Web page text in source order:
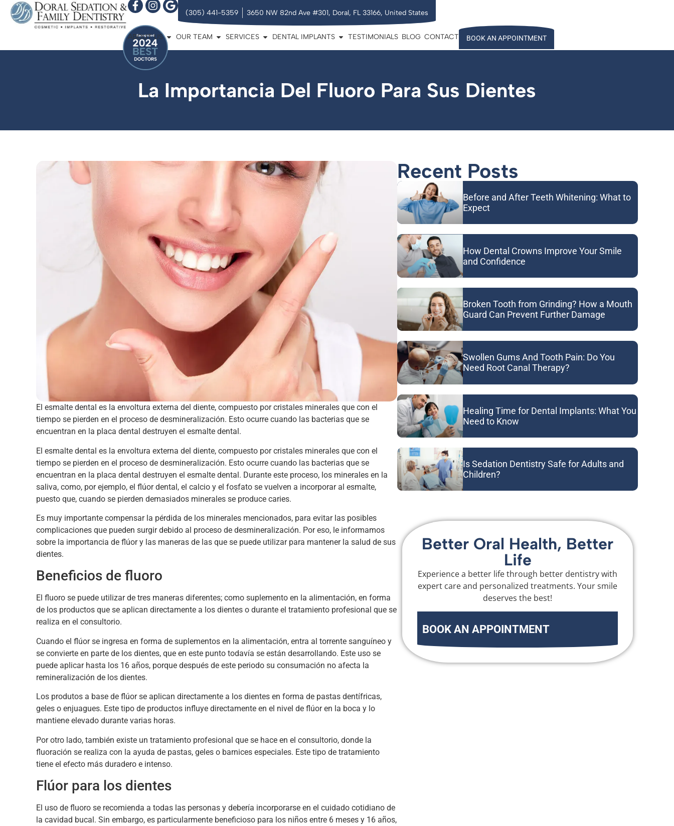
(305) 441-5359 3650 NW 82nd Ave #301, Doral, FL 33166, United States
ABOUT US OUR TEAM SERVICES DENTAL IMPLANTS TESTIMONIALS BLOG CONTACT BOOK AN APPOINTMENT
La Importancia Del Fluoro Para Sus Dientes
El esmalte dental es la envoltura externa del diente, compuesto por cristales minerales que con el
tiempo se pierden en el proceso de desmineralización. Esto ocurre cuando las bacterias que se
encuentran en la placa dental destruyen el esmalte dental.
El esmalte dental es la envoltura externa del diente, compuesto por cristales minerales que con el
tiempo se pierden en el proceso de desmineralización. Esto ocurre cuando las bacterias que se
encuentran en la placa dental destruyen el esmalte dental. Durante este proceso, los minerales en la
saliva, como, por ejemplo, el flúor dental, el calcio y el fosfato se vuelven a incorporar al esmalte,
puesto que, cuando se pierden demasiados minerales se produce caries.
Es muy importante compensar la pérdida de los minerales mencionados, para evitar las posibles
complicaciones que pueden surgir debido al proceso de desmineralización. Por eso, le informamos
sobre la importancia de flúor y las maneras de las que se puede utilizar para mantener la salud de sus
dientes.
Beneficios de fluoro
El fluoro se puede utilizar de tres maneras diferentes; como suplemento en la alimentación, en forma
de los productos que se aplican directamente a los dientes o durante el tratamiento profesional que se
realiza en el consultorio.
Cuando el flúor se ingresa en forma de suplementos en la alimentación, entra al torrente sanguíneo y
se convierte en parte de los dientes, que en este punto todavía se están desarrollando. Este uso se
puede aplicar hasta los 16 años, porque después de este periodo su consumación no afecta la
remineralización de los dientes.
Los produtos a base de flúor se aplican directamente a los dientes en forma de pastas dentífricas,
geles o enjuagues. Este tipo de productos influye directamente en el nivel de flúor en la boca y lo
mantiene elevado durante varias horas.
Por otro lado, también existe un tratamiento profesional que se hace en el consultorio, donde la
fluoración se realiza con la ayuda de pastas, geles o barnices especiales. Este tipo de tratamiento
tiene el efecto más duradero e intenso.
Flúor para los dientes
El uso de fluoro se recomienda a todas las personas y debería incorporarse en el cuidado cotidiano de
la cavidad bucal. Sin embargo, es particularmente beneficioso para los niños entre 6 meses y 16 años,
Recent Posts
Before and After Teeth Whitening: What to
Expect
How Dental Crowns Improve Your Smile
and Confidence
Broken Tooth from Grinding? How a Mouth
Guard Can Prevent Further Damage
Swollen Gums And Tooth Pain: Do You
Need Root Canal Therapy?
Healing Time for Dental Implants: What You
Need to Know
Is Sedation Dentistry Safe for Adults and
Children?
Better Oral Health, Better
Life
Experience a better life through better dentistry with
expert care and personalized treatments. Your smile
deserves the best!
BOOK AN APPOINTMENT